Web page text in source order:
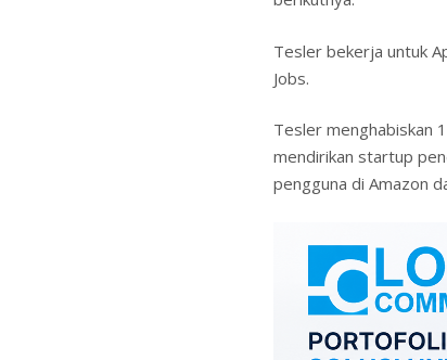
Tesler bekerja untuk
Jobs.
Tesler menghabiskan
mendirikan startup
pengguna di Amazon